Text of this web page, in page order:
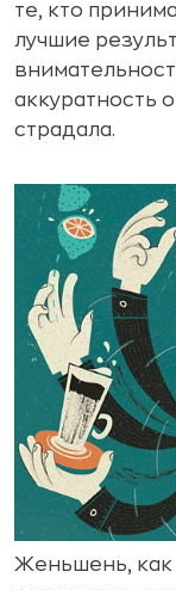
те, кто
лучшие
аккуратность
страдала.
Женьшень, как